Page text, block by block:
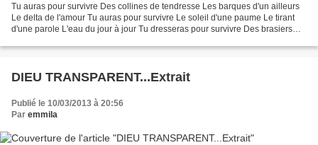
Tu auras pour survivre Des collines de tendresse Les barques d'un ailleurs
Le delta de l'amour Tu auras pour survivre Le soleil d'une paume Le tirant
d'une parole L'eau du jour à jour Tu dresseras pour survivre Des brasiers
DIEU TRANSPARENT...Extrait
Publié le 10/03/2013 à 20:56
Par emmila